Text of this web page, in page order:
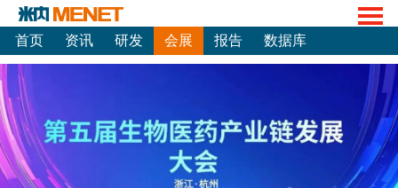
首页 资讯 研发 会展 报告 数据库